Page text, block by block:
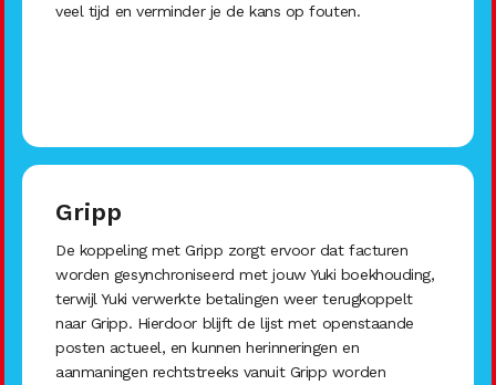
veel tijd en verminder je de kans op fouten.
Gripp
De koppeling met Gripp zorgt ervoor dat facturen
worden gesynchroniseerd met jouw Yuki boekhouding,
terwijl Yuki verwerkte betalingen weer terugkoppelt
naar Gripp. Hierdoor blijft de lijst met openstaande
posten actueel, en kunnen herinneringen en
aanmaningen rechtstreeks vanuit Gripp worden